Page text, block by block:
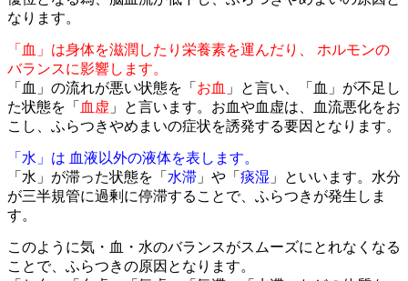
なります。
「血」は身体を滋潤したり栄養素を運んだり、 ホルモンの
バランスに影響します。
「血」の流れが悪い状態を「 お血 」と言い、「血」が不足し
た状態を「 血虚 」と言います。お血や血虚は、血流悪化をお
こし、ふらつきやめまいの症状を誘発する要因となります。
「水」は 血液以外の液体を表します。
「水」が滞った状態を「 水滞 」や「 痰湿 」といいます。水分
が三半規管に過剰に停滞することで、ふらつきが発生しま
す。
このように気・血・水のバランスがスムーズにとれなくなる
ことで、ふらつきの原因となります。